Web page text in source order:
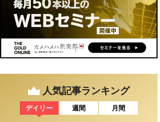
人気記事ランキング
デイリー 週間 月間